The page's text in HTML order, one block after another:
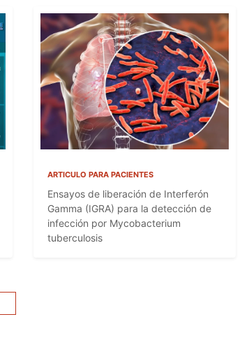
ARTICULO PARA PACIENTES
Ensayos de liberación de Interferón
Gamma (IGRA) para la detección de
infección por Mycobacterium
tuberculosis